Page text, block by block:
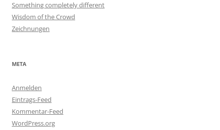
Something completely different
Wisdom of the Crowd
Zeichnungen
META
Anmelden
Eintrags-Feed
Kommentar-Feed
WordPress.org